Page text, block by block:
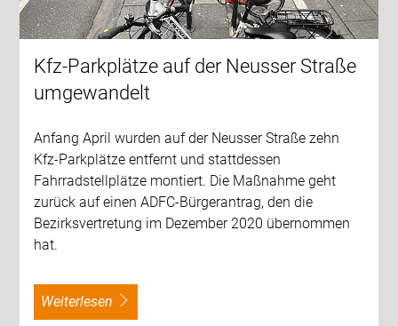
Kfz-Parkplätze auf der Neusser Straße
umgewandelt
Anfang April wurden auf der Neusser Straße zehn
Kfz-Parkplätze entfernt und stattdessen
Fahrradstellplätze montiert. Die Maßnahme geht
zurück auf einen ADFC-Bürgerantrag, den die
Bezirksvertretung im Dezember 2020 übernommen
hat.
weiterlesen